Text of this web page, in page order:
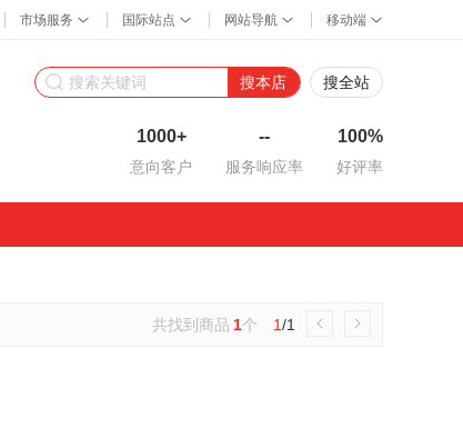
搜本店 搜全站
1000+
意向客户
--
服务响应率
100%
好评率
共找到商品 1个 1/1